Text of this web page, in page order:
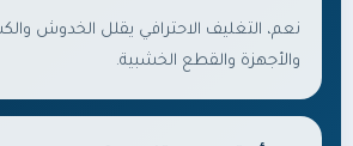
نعم، التغليف الاحترافي يقلل الخدوش
والأجهزة والقطع الخشبية.